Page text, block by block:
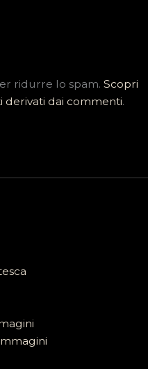
ridurre lo spam.Scopri
derivati dai commenti.